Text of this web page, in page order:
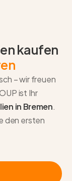
kaufen
– wir freuen
ist Ihr
in Bremen.
den ersten